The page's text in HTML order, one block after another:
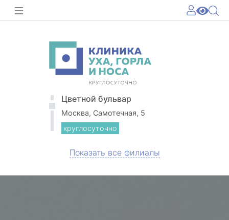
Цветной бульвар
Москва, Самотечная, 5
круглосуточно
Показать все филиалы